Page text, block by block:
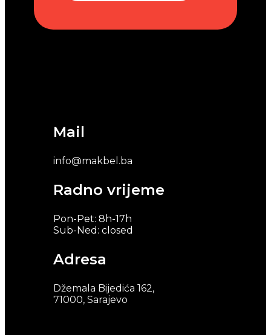
Mail
info@makbel.ba
Radno vrijeme
Pon-Pet: 8h-17h
Sub-Ned: closed
Adresa
Džemala Bijedića 162,
71000, Sarajevo